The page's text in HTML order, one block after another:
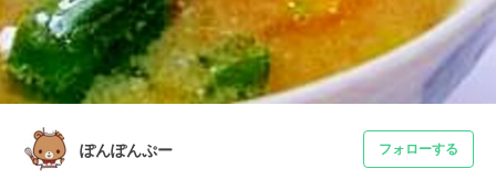
ぽんぽんぷー フォローする